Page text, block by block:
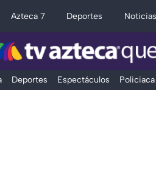
Azteca 7 Deportes Noticias
Deportes Espectáculos Policiaca